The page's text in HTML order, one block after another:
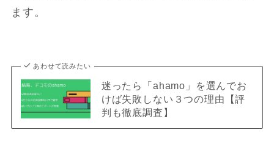
ます。
あわせて読みたい
迷ったら「ahamo」を選んでお
けば失敗しない３つの理由【評
判も徹底調査】